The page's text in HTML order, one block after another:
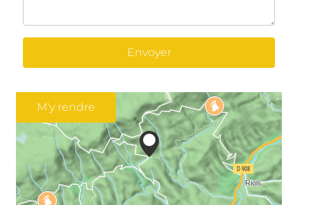
Envoyer
M'y rendre